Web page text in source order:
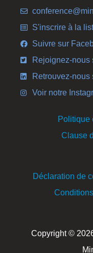
S'inscrire à la
Suivre sur
Rejoignez-nous
Retrouvez-nous
Voir notre
Politique
Clause
Déclaration de
Copyright ©